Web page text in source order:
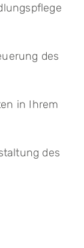
des
in Ihrem
des